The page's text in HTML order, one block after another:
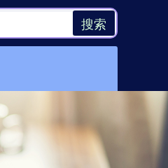
搜索